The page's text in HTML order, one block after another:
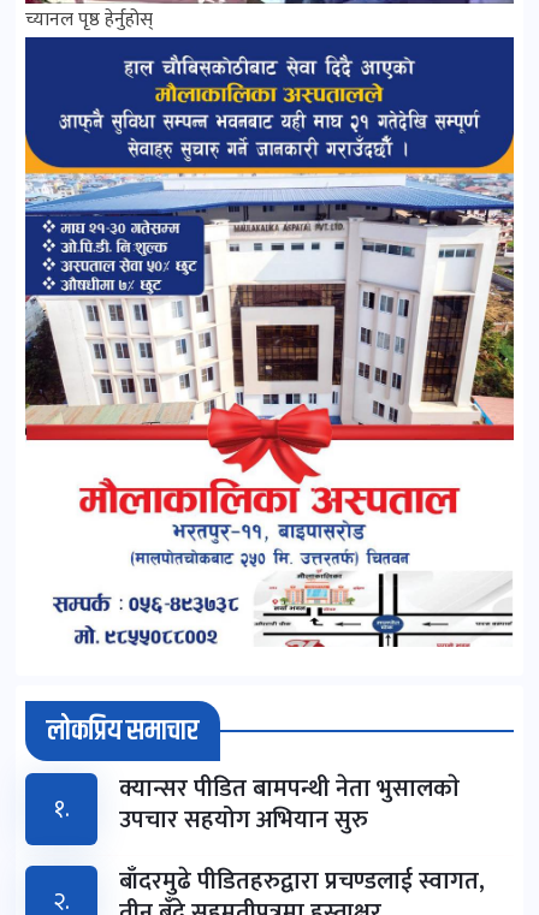
च्यानल पृष्ठ हेर्नुहोस्
लोकप्रिय समाचार
१. क्यान्सर पीडित बामपन्थी नेता भुसालकाे
उपचार सहयोग अभियान सुरु
२.
बाँदरमुढे पीडितहरुद्वारा प्रचण्डलाई स्वागत,